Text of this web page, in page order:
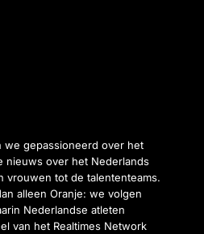
we gepassioneerd over het
nieuws over het Nederlands
vrouwen tot de talententeams.
alleen Oranje: we volgen
Nederlandse atleten
van het Realtimes Network